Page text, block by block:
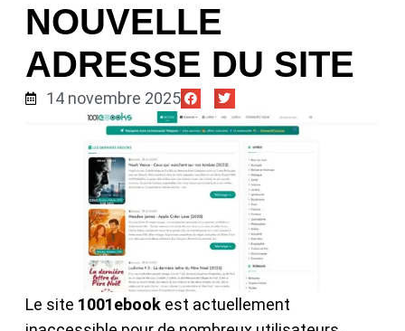
NOUVELLE
ADRESSE DU SITE
14 novembre 2025
Le site 1001ebook est actuellement